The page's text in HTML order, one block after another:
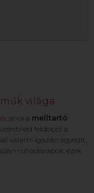
világa
ahol a melltartó
feldobni a
valami igazán egyedit,
ruhadarabok; ezek